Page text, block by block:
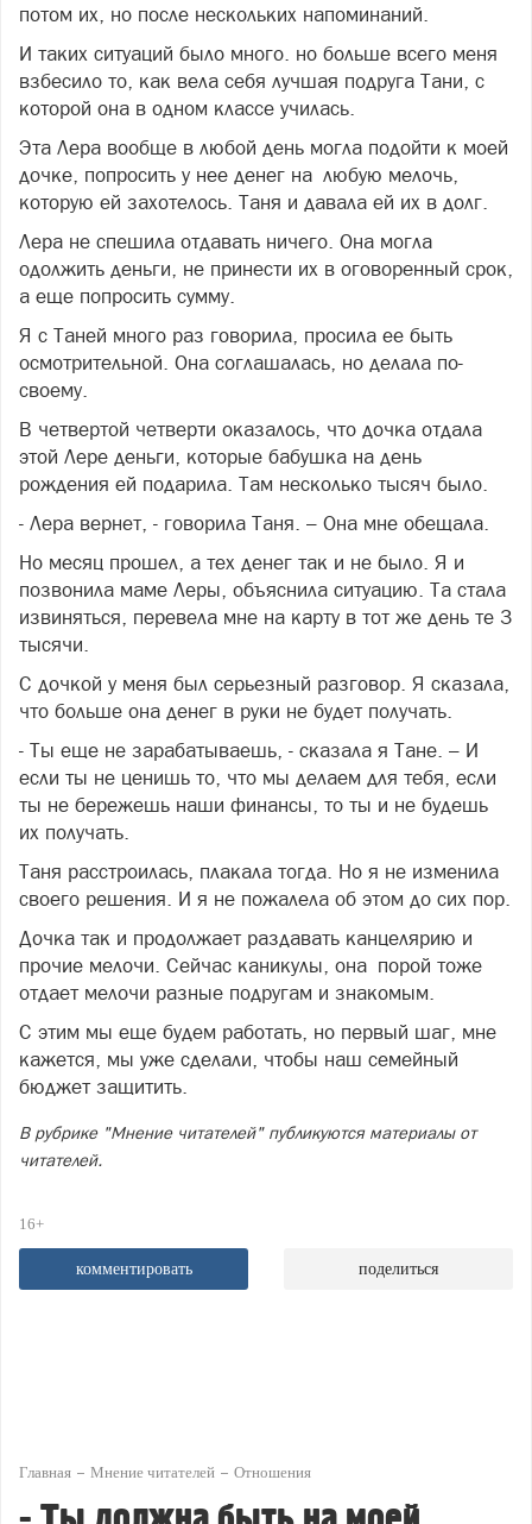
потом их, но после нескольких напоминаний.
И таких ситуаций было много. но больше всего меня
взбесило то, как вела себя лучшая подруга Тани, с
которой она в одном классе училась.
Эта Лера вообще в любой день могла подойти к моей
дочке, попросить у нее денег на любую мелочь,
которую ей захотелось. Таня и давала ей их в долг.
Лера не спешила отдавать ничего. Она могла
одолжить деньги, не принести их в оговоренный срок,
а еще попросить сумму.
Я с Таней много раз говорила, просила ее быть
осмотрительной. Она соглашалась, но делала по-
своему.
В четвертой четверти оказалось, что дочка отдала
этой Лере деньги, которые бабушка на день
рождения ей подарила. Там несколько тысяч было.
- Лера вернет, - говорила Таня. – Она мне обещала.
Но месяц прошел, а тех денег так и не было. Я и
позвонила маме Леры, объяснила ситуацию. Та стала
извиняться, перевела мне на карту в тот же день те 3
тысячи.
С дочкой у меня был серьезный разговор. Я сказала,
что больше она денег в руки не будет получать.
- Ты еще не зарабатываешь, - сказала я Тане. – И
если ты не ценишь то, что мы делаем для тебя, если
ты не бережешь наши финансы, то ты и не будешь
их получать.
Таня расстроилась, плакала тогда. Но я не изменила
своего решения. И я не пожалела об этом до сих пор.
Дочка так и продолжает раздавать канцелярию и
прочие мелочи. Сейчас каникулы, она порой тоже
отдает мелочи разные подругам и знакомым.
С этим мы еще будем работать, но первый шаг, мне
кажется, мы уже сделали, чтобы наш семейный
бюджет защитить.
В рубрике "Мнение читателей" публикуются материалы от
читателей.
16+
комментировать поделиться
Главная Мнение читателей Отношения